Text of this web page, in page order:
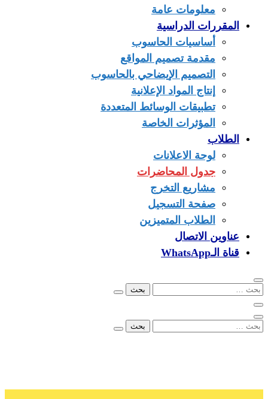
معلومات عامة
المقررات الدراسية
أساسيات الحاسوب
مقدمة تصميم المواقع
التصميم الإيضاحي بالحاسوب
إنتاج المواد الإعلانية
تطبيقات الوسائط المتعددة
المؤثرات الخاصة
الطلاب
لوحة الاعلانات
جدول المحاضرات
مشاريع التخرج
صفحة التسجيل
الطلاب المتميزين
عناوين الاتصال
قناة الـWhatsApp
البحث
عن:
البحث